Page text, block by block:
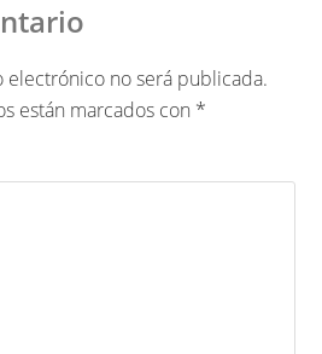
no será publicada.
están marcados con *